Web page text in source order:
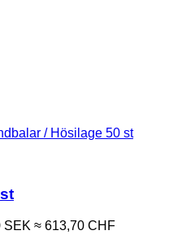
/ Hösilage 50 st
SEK ≈ 613,70 CHF